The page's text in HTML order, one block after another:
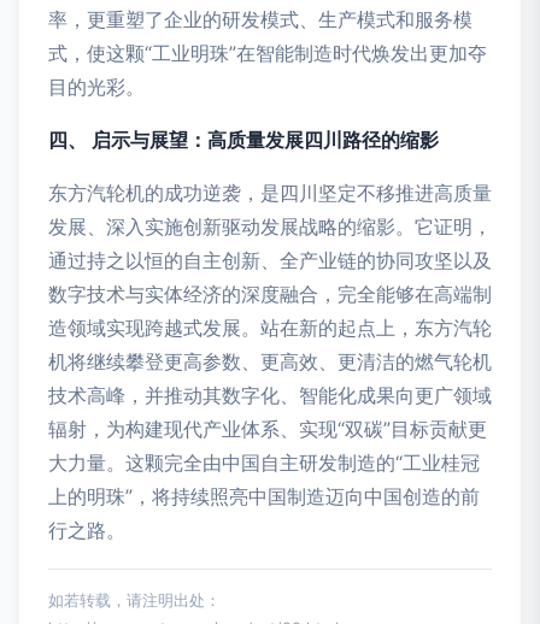
率，更重塑了企业的研发模式、生产模式和服务模
式，使这颗“工业明珠”在智能制造时代焕发出更加夺
目的光彩。
四、 启示与展望：高质量发展四川路径的缩影
东方汽轮机的成功逆袭，是四川坚定不移推进高质量
发展、深入实施创新驱动发展战略的缩影。它证明，
通过持之以恒的自主创新、全产业链的协同攻坚以及
数字技术与实体经济的深度融合，完全能够在高端制
造领域实现跨越式发展。站在新的起点上，东方汽轮
机将继续攀登更高参数、更高效、更清洁的燃气轮机
技术高峰，并推动其数字化、智能化成果向更广领域
辐射，为构建现代产业体系、实现“双碳”目标贡献更
大力量。这颗完全由中国自主研发制造的“工业桂冠
上的明珠”，将持续照亮中国制造迈向中国创造的前
行之路。
如若转载，请注明出处：